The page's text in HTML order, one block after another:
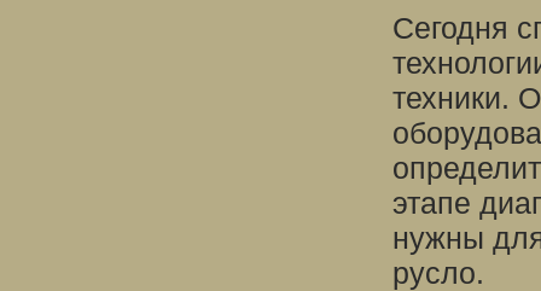
Сегодня
техники.
этапе
нужны
русло.